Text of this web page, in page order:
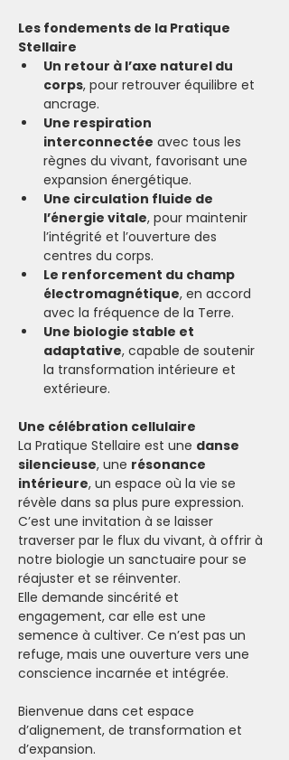
Les fondements de la Pratique
Stellaire
Un retour à l’axe naturel du
corps, pour retrouver équilibre et
ancrage.
Une respiration
interconnectée avec tous les
règnes du vivant, favorisant une
expansion énergétique.
Une circulation fluide de
l’énergie vitale, pour maintenir
l’intégrité et l’ouverture des
centres du corps.
Le renforcement du champ
électromagnétique, en accord
avec la fréquence de la Terre.
Une biologie stable et
adaptative, capable de soutenir
la transformation intérieure et
extérieure.
Une célébration cellulaire
La Pratique Stellaire est une danse
silencieuse, une résonance
intérieure, un espace où la vie se
révèle dans sa plus pure expression.
C’est une invitation à se laisser
traverser par le flux du vivant, à offrir à
notre biologie un sanctuaire pour se
réajuster et se réinventer.
Elle demande sincérité et
engagement, car elle est une
semence à cultiver. Ce n’est pas un
refuge, mais une ouverture vers une
conscience incarnée et intégrée.
Bienvenue dans cet espace
d’alignement, de transformation et
d’expansion.